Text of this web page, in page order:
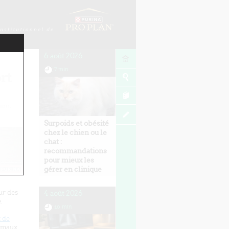
des
de
Surpoids et obésité
chez le chien ou le
chat :
recommandations
pour mieux les
gérer en clinique